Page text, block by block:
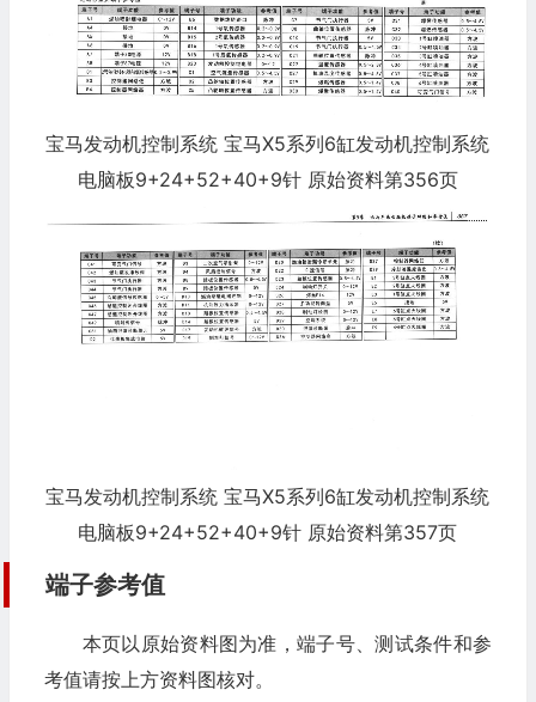
宝马发动机控制系统 宝马X5系列6缸发动机控制系统
电脑板9+24+52+40+9针 原始资料第356页
宝马发动机控制系统 宝马X5系列6缸发动机控制系统
电脑板9+24+52+40+9针 原始资料第357页
端子参考值
本页以原始资料图为准，端子号、测试条件和参
考值请按上方资料图核对。